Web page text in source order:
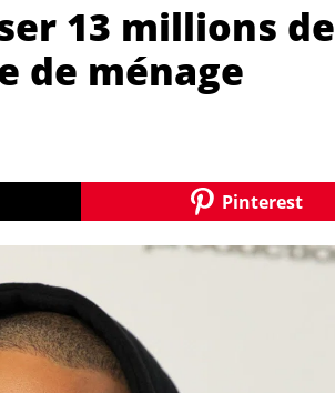
13 millions de
de ménage
Pinterest